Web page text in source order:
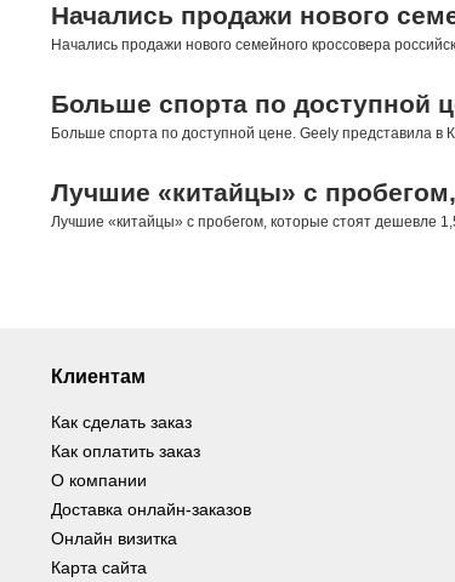
Начались продажи нового
Начались продажи нового семейного кроссовера
Больше спорта по доступной
Больше спорта по доступной цене. Geely представила в
Лучшие «китайцы» с
Лучшие «китайцы» с пробегом, которые стоят дешевле
Клиентам
Как сделать заказ
Как оплатить заказ
О компании
Доставка онлайн-заказов
Онлайн визитка
Карта сайта